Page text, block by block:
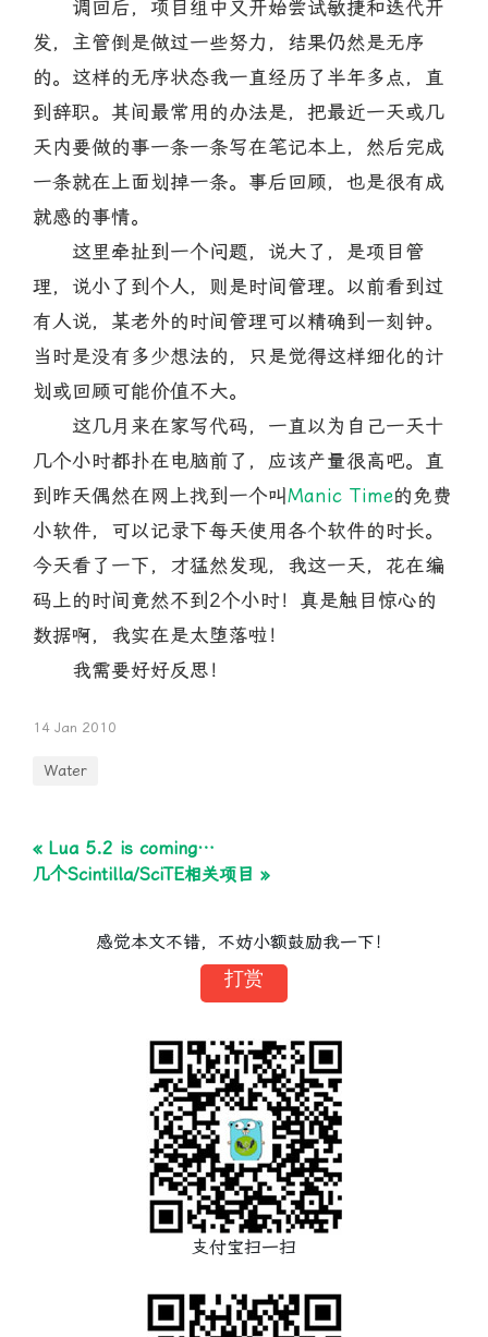
调回后，项目组中又开始尝试敏捷和迭代开
发，主管倒是做过一些努力，结果仍然是无序
的。这样的无序状态我一直经历了半年多点，直
到辞职。其间最常用的办法是，把最近一天或几
天内要做的事一条一条写在笔记本上，然后完成
一条就在上面划掉一条。事后回顾，也是很有成
就感的事情。
这里牵扯到一个问题，说大了，是项目管
理，说小了到个人，则是时间管理。以前看到过
有人说，某老外的时间管理可以精确到一刻钟。
当时是没有多少想法的，只是觉得这样细化的计
划或回顾可能价值不大。
这几月来在家写代码，一直以为自己一天十
几个小时都扑在电脑前了，应该产量很高吧。直
到昨天偶然在网上找到一个叫Manic Time的免费
小软件，可以记录下每天使用各个软件的时长。
今天看了一下，才猛然发现，我这一天，花在编
码上的时间竟然不到2个小时！真是触目惊心的
数据啊，我实在是太堕落啦！
我需要好好反思！
14 Jan 2010
Water
« Lua 5.2 is coming…
几个Scintilla/SciTE相关项目 »
感觉本文不错，不妨小额鼓励我一下！
打赏
支付宝扫一扫